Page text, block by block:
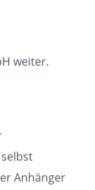
weiter.
Anhänger